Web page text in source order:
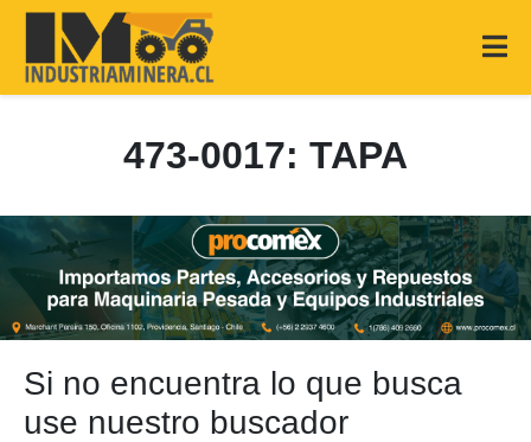
473-0017: TAPA
Si no encuentra lo que busca
use nuestro buscador